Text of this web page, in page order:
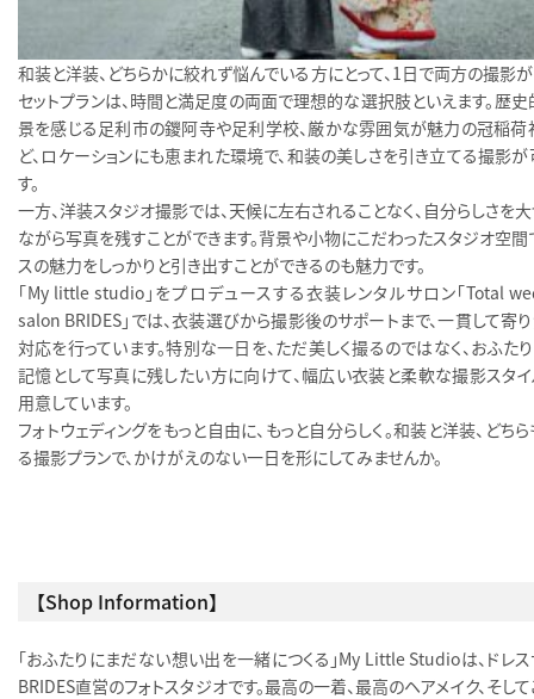
和装と洋装、どちらかに絞れず悩んでいる方にとって、1日で両方の撮影
セットプランは、時間と満足度の両面で理想的な選択肢といえます。歴
景を感じる足利市の鑁阿寺や足利学校、厳かな雰囲気が魅力の冠稲荷
ど、ロケーションにも恵まれた環境で、和装の美しさを引き立てる撮影
す。
一方、洋装スタジオ撮影では、天候に左右されることなく、自分らしさを
ながら写真を残すことができます。背景や小物にこだわったスタジオ空間
スの魅力をしっかりと引き出すことができるのも魅力です。
「My little studio」をプロデュースする衣装レンタルサロン「Total
salon BRIDES」では、衣装選びから撮影後のサポートまで、一貫して寄
対応を行っています。特別な一日を、ただ美しく撮るのではなく、おふた
記憶として写真に残したい方に向けて、幅広い衣装と柔軟な撮影スタ
用意しています。
フォトウェディングをもっと自由に、もっと自分らしく。和装と洋装、どち
る撮影プランで、かけがえのない一日を形にしてみませんか。
【Shop Information】
「おふたりにまだない想い出を一緒につくる」My Little Studioは、ドレ
BRIDES直営のフォトスタジオです。最高の一着、最高のヘアメイク、そし